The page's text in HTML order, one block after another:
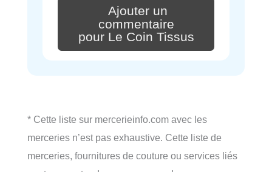
Ajouter un
commentaire
pour Le Coin Tissus
* Cette liste sur mercerieinfo.com avec les
merceries n’est pas exhaustive. Cette liste de
merceries, fournitures de couture ou services liés